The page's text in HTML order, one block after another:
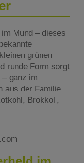
Mund – dieses
grünen
runde Form sorgt
ganz im
aus der Familie
Brokkoli,